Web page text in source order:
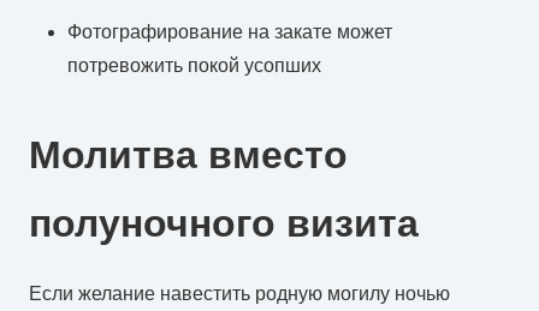
Фотографирование на закате может
потревожить покой усопших
Молитва вместо
полуночного визита
Если желание навестить родную могилу ночью